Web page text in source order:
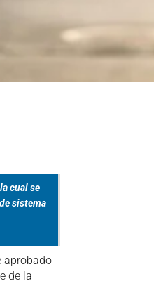
cual se
sistema
aprobado
de la